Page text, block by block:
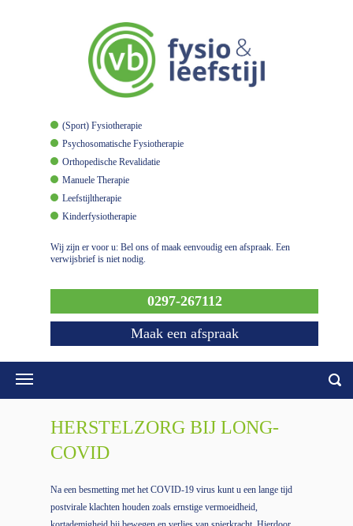
(Sport) Fysiotherapie
Psychosomatische Fysiotherapie
Orthopedische Revalidatie
Manuele Therapie
Leefstijltherapie
Kinderfysiotherapie
Wij zijn er voor u: Bel ons of maak eenvoudig een afspraak. Een
verwijsbrief is niet nodig.
0297-267112
Maak een afspraak
HERSTELZORG BIJ LONG-
COVID
Na een besmetting met het COVID-19 virus kunt u een lange tijd
postvirale klachten houden zoals ernstige vermoeidheid,